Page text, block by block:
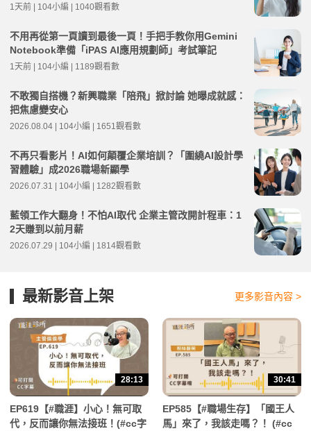
1天前 | 104小編 | 1040觀看數
不用再從第一頁讀到最後一頁！手把手教你用Gemini
Notebook準備「iPAS AI應用規劃師」考試筆記
1天前 | 104小編 | 1189觀看數
不敢獨自搭機？新興職業「陪飛」掀討論 她曝成就感：
把焦慮變安心
2026.08.04 | 104小編 | 1651觀看數
不再只看影片！AI如何顛覆企業培訓？「圍繞AI設計學
習體驗」成2026職場新顯學
2026.07.31 | 104小編 | 1282觀看數
藍領工作大翻身！不怕AI取代 企業主管改開計程車：1
2天賺到以前月薪
2026.07.29 | 104小編 | 1814觀看數
最新影音上架 更多影音內容 >
28:13
EP619【#職涯】小心！無可取
代，反而讓你無法接班！(#cc字
30:41
EP585【#職場生存】「國王人
馬」來了，我該走嗎？！ (#cc